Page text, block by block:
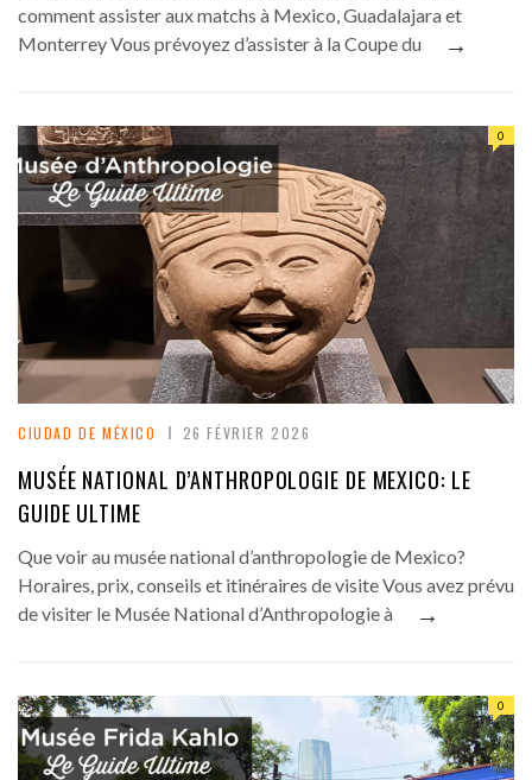
comment assister aux matchs à Mexico, Guadalajara et
Monterrey Vous prévoyez d’assister à la Coupe du
→
0
CIUDAD DE MÉXICO 26 FÉVRIER 2026
MUSÉE NATIONAL D’ANTHROPOLOGIE DE MEXICO: LE
GUIDE ULTIME
Que voir au musée national d’anthropologie de Mexico?
Horaires, prix, conseils et itinéraires de visite Vous avez prévu
de visiter le Musée National d’Anthropologie à
→
0